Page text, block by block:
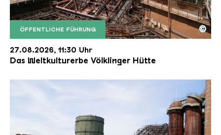
ÖFFENTLICHE FÜHRUNG
Der Erzschrägaufzug der Völklinger Hütte mit
Copyright: Weltkulturerbe Völklinger Hütte | Karl
©
27.08.2026, 11:30 Uhr
Das Weltkulturerbe Völklinger Hütte